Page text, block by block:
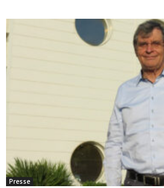
Presse